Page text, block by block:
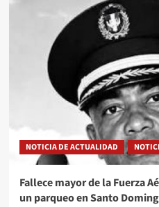
NOTICIA DE ACTUALIDAD
Fallece mayor de la Fuerza
un parqueo en Santo